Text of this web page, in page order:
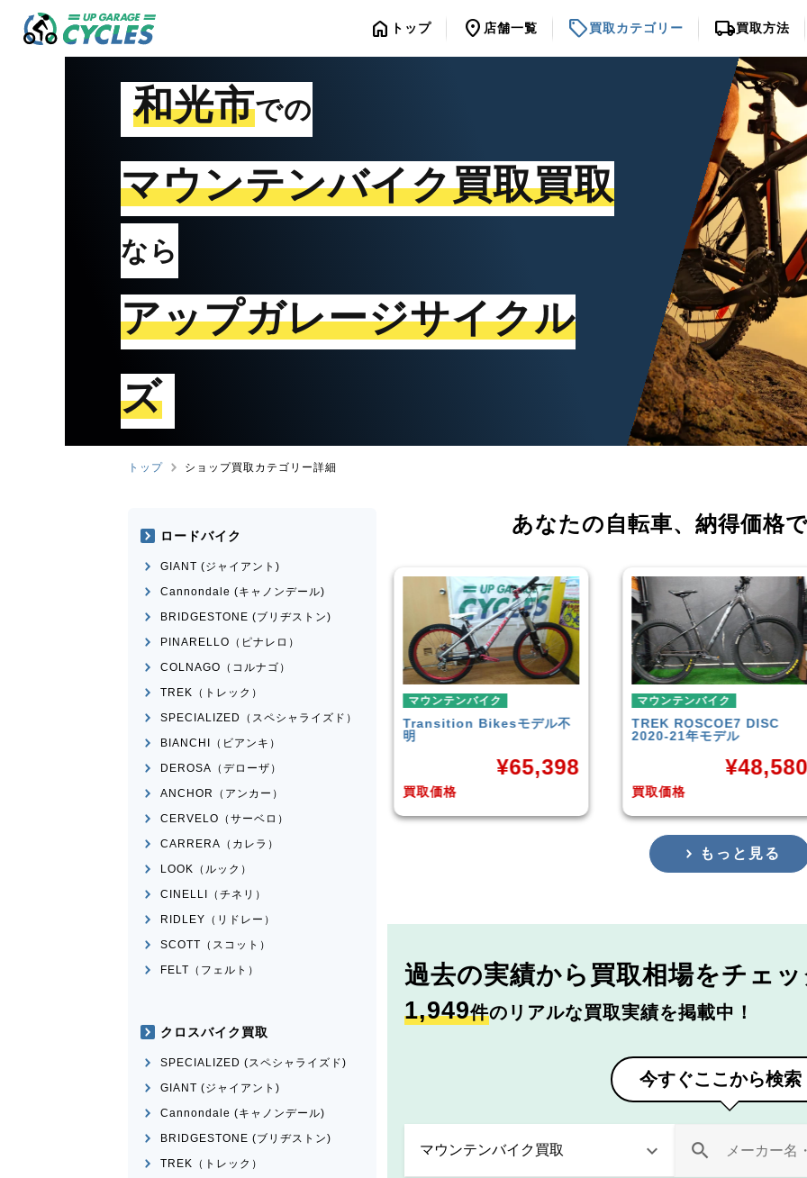
home トップ location_on 店舗一覧 sell買取カテゴリー local_shipping買取方法
和光市での
マウンテンバイク買取買取
なら
アップガレージサイクル
ズ
トップ ショップ買取カテゴリー詳細
あなたの自転車、 納得価格
マウンテンバイク
Transition Bikesモデル不
明
買取価格
¥
マウンテンバイク
TREKROSCOE7 DISC
2020-21年モデル
買取価格
¥48,580
マウンテンバイク
Rocky MountainElement
Carbon30 2022年モデル
買取価格
¥
もっと見る
過去の実績から 買取相場をチェ
1,949件のリアルな買取実績を掲載中！
今すぐここから検索
ロードバイク
GIANT (ジャイアント)
Cannondale (キャノンデール)
BRIDGESTONE (ブリヂストン)
PINARELLO（ピナレロ）
COLNAGO（コルナゴ）
TREK（トレック）
SPECIALIZED（スペシャライズド）
BIANCHI（ビアンキ）
DEROSA（デローザ）
ANCHOR（アンカー）
CERVELO（サーベロ）
CARRERA（カレラ）
LOOK（ルック）
CINELLI（チネリ）
RIDLEY（リドレー）
SCOTT（スコット）
FELT（フェルト）
クロスバイク買取
SPECIALIZED (スペシャライズド)
GIANT (ジャイアント)
Cannondale (キャノンデール)
BRIDGESTONE (ブリヂストン)
TREK（トレック）